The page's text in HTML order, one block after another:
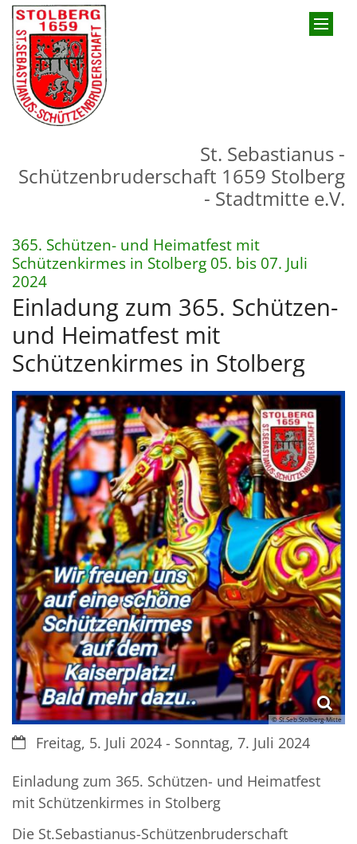
Zum Inhalt springen
St. Sebastianus -
Schützenbruderschaft 1659 Stolberg
- Stadtmitte e.V.
365. Schützen- und Heimatfest mit
Schützenkirmes in Stolberg 05. bis 07. Juli
2024:
Einladung zum 365. Schützen-
und Heimatfest mit
Schützenkirmes in Stolberg
© St.Seb.Stolberg-Mitte
Datum:Freitag, 5. Juli 2024 - Sonntag, 7. Juli 2024
Einladung zum 365. Schützen- und Heimatfest
mit Schützenkirmes in Stolberg
Die St.Sebastianus-Schützenbruderschaft